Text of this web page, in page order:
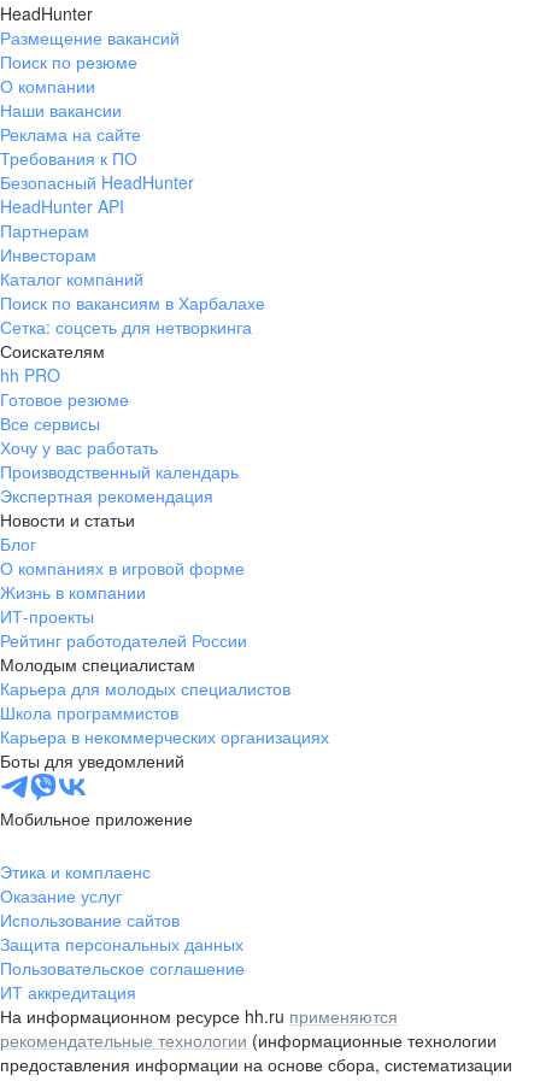
HeadHunter
Размещение вакансий
Поиск по резюме
О компании
Наши вакансии
Реклама на сайте
Требования к ПО
Безопасный HeadHunter
HeadHunter API
Партнерам
Инвесторам
Каталог компаний
Поиск по вакансиям в Харбалахе
Сетка: соцсеть для нетворкинга
Соискателям
hh PRO
Готовое резюме
Все сервисы
Хочу у вас работать
Производственный календарь
Экспертная рекомендация
Новости и статьи
Блог
О компаниях в игровой форме
Жизнь в компании
ИТ-проекты
Рейтинг работодателей России
Молодым специалистам
Карьера для молодых специалистов
Школа программистов
Карьера в некоммерческих организациях
Боты для уведомлений
Мобильное приложение
Этика и комплаенс
Оказание услуг
Использование сайтов
Защита персональных данных
Пользовательское соглашение
ИТ аккредитация
На информационном ресурсе hh.ru применяются
рекомендательные технологии (информационные технологии
предоставления информации на основе сбора, систематизации